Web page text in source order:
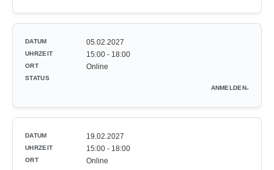
05.02.2027
15:00 - 18:00
Online
-
19.02.2027
15:00 - 18:00
Online